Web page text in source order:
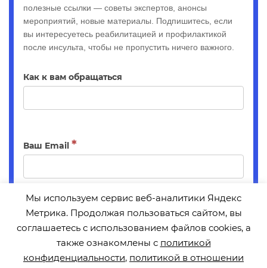
полезные ссылки — советы экспертов, анонсы
мероприятий, новые материалы. Подпишитесь, если
вы интересуетесь реабилитацией и профилактикой
после инсульта, чтобы не пропустить ничего важного.
Как к вам обращаться
Ваш Email *
*
Принимаю условия, изложенные в Согласии на
обработку персональных данных и Политике в
отношении обработки персональных данных в
Фонде борьбы с инсультом ОРБИ
Если
вы
поле
Мы используем сервис веб-аналитики Яндекс
Метрика. Продолжая пользоваться сайтом, вы
соглашаетесь с использованием файлов cookies, а
также ознакомлены с политикой
конфиденциальности, политикой в отношении